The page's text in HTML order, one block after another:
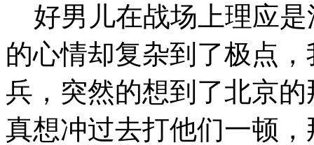
好男儿在战场上理应是
的心情却复杂到了极点
兵，突然的想到了北京
真想冲过去打他们一顿